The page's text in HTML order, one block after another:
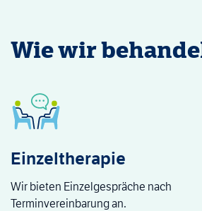
Wie wir
Einzeltherapie
Wir bieten Einzelgespräche nach
Terminvereinbarung an.